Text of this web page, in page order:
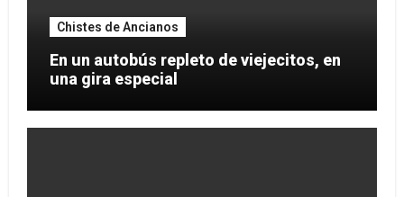
Chistes de Ancianos
En un autobús repleto de viejecitos, en
una gira especial